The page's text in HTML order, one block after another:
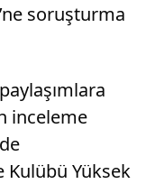
soruşturma
inceleme
Kulübü Yüksek